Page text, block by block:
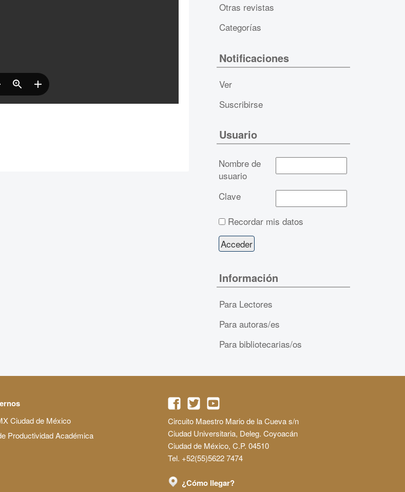
Otras revistas
Categorías
Notificaciones
Ver
Suscribirse
Usuario
Nombre de
usuario
Clave
Recordar mis datos
Información
Para Lectores
Para autoras/es
Para bibliotecarias/os
Ciudad de México
Productividad Académica
Circuito Maestro Mario de la Cueva s/n
Ciudad Universitaria, Deleg. Coyoacán
Ciudad de México, C.P. 04510
Tel. +52(55)5622 7474
¿Cómo llegar?